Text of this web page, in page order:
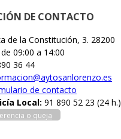
DE CONTACTO
de la Constitución, 3. 28200
09:00 a 14:00
36 44
de contacto
Local: 91 890 52 23 (24 h.)
o queja